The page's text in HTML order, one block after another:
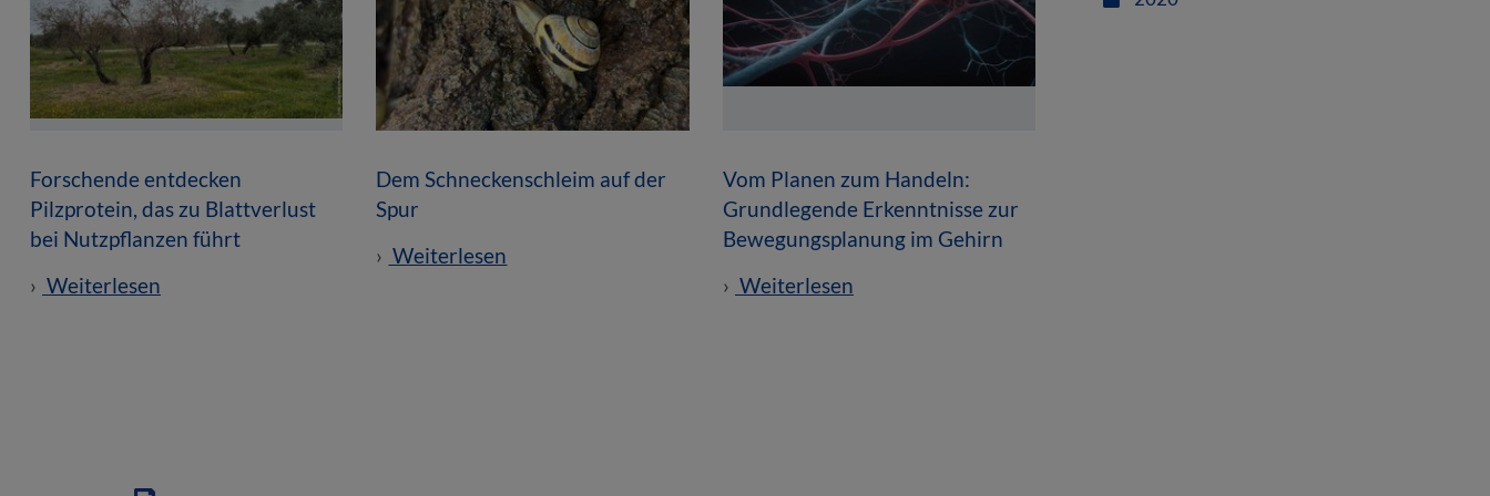
Forschende entdecken
Pilzprotein, das zu Blattverlust
bei Nutzpflanzen führt
Weiterlesen
Dem Schneckenschleim auf der
Spur
Weiterlesen
Vom Planen zum Handeln:
Grundlegende Erkenntnisse zur
Bewegungsplanung im Gehirn
Weiterlesen